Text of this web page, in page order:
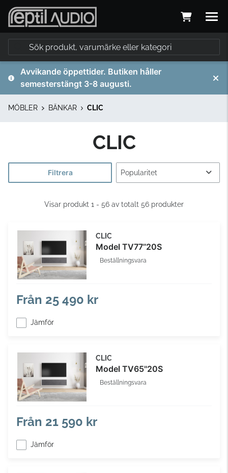
Avvikande öppettider. Butiken håller
semesterstängt 3-8 augusti.
MÖBLER BÄNKAR CLIC
CLIC
Filtrera
Visar produkt 1 - 56 av totalt 56 produkter
CLIC
Model TV77’’20S
Beställningsvara
Från 25 490 kr
Jämför
CLIC
Model TV65''20S
Beställningsvara
Från 21 590 kr
Jämför